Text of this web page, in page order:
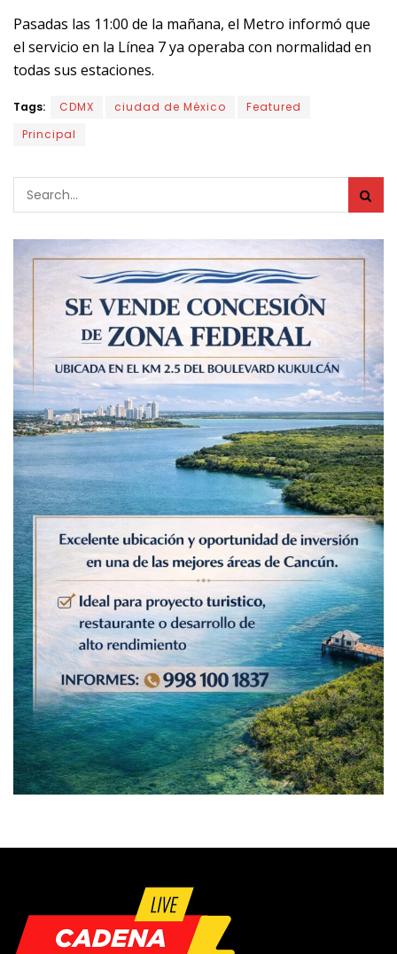
Pasadas las 11:00 de la mañana, el Metro informó que
el servicio en la Línea 7 ya operaba con normalidad en
todas sus estaciones.
Tags: CDMX ciudad de México
Featured
Principal